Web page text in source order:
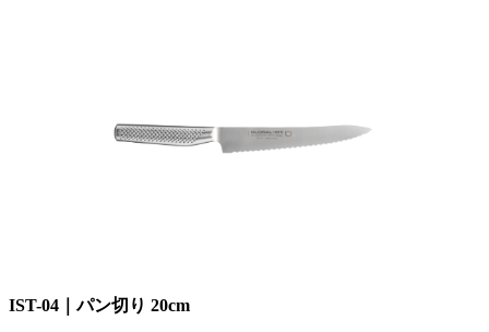
IST-04｜パン切り 20cm